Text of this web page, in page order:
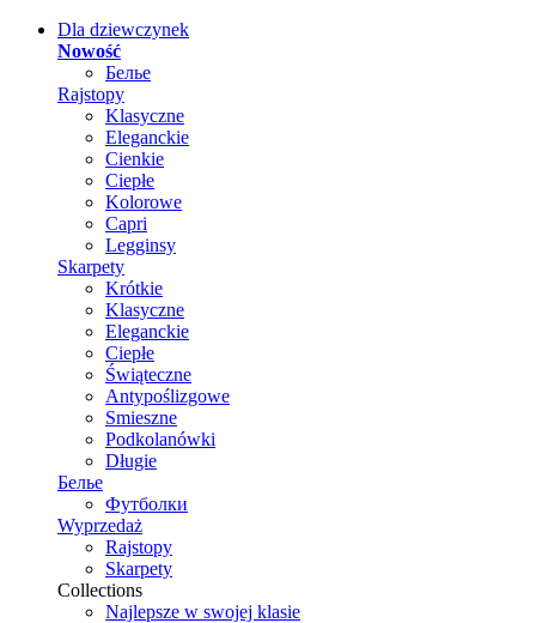
Dla dziewczynek
Nowość
Белье
Rajstopy
Klasyczne
Eleganckie
Cienkie
Ciepłe
Kolorowe
Capri
Legginsy
Skarpety
Krótkie
Klasyczne
Eleganckie
Ciepłe
Świąteczne
Antypoślizgowe
Smieszne
Podkolanówki
Długie
Белье
Футболки
Wyprzedaż
Rajstopy
Skarpety
Collections
Najlepsze w swojej klasie